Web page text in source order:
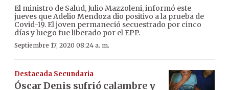
El ministro de Salud, Julio Mazzoleni, informó este
jueves que Adelio Mendoza dio positivo a la prueba de
Covid-19. El joven permaneció secuestrado por cinco
días y luego fue liberado por el EPP.
Septiembre 17, 2020 08:24 a. m.
Destacada Secundaria
Óscar Denis sufrió calambre y